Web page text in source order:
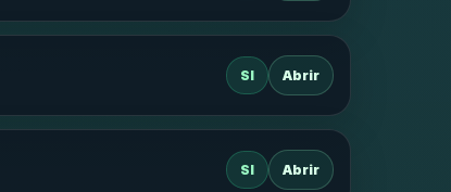
SI Abrir
SI Abrir